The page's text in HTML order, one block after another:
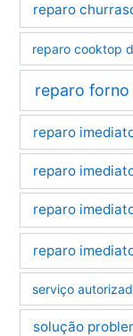
reparo
reparo cooktop
reparo forno
reparo
reparo
reparo
reparo
serviço
solução